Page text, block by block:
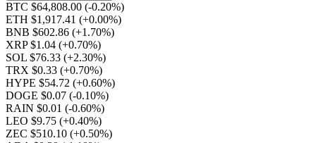
BTC $64,808.00 (-0.20%)
ETH $1,917.41 (+0.00%)
BNB $602.86 (+1.70%)
XRP $1.04 (+0.70%)
SOL $76.33 (+2.30%)
TRX $0.33 (+0.70%)
HYPE $54.72 (+0.60%)
DOGE $0.07 (-0.10%)
RAIN $0.01 (-0.60%)
LEO $9.75 (+0.40%)
ZEC $510.10 (+0.50%)